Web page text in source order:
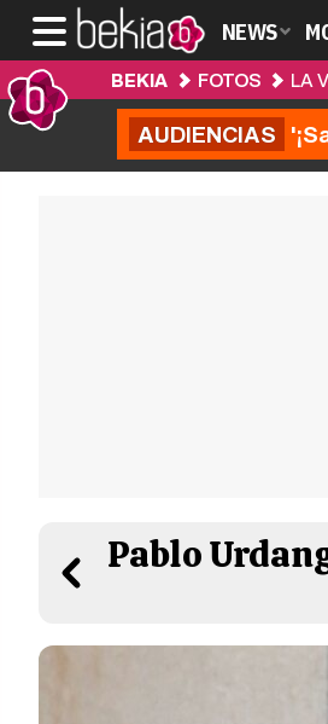
NEWS
BEKIA FOTOS LA
AUDIENCIAS
Pablo